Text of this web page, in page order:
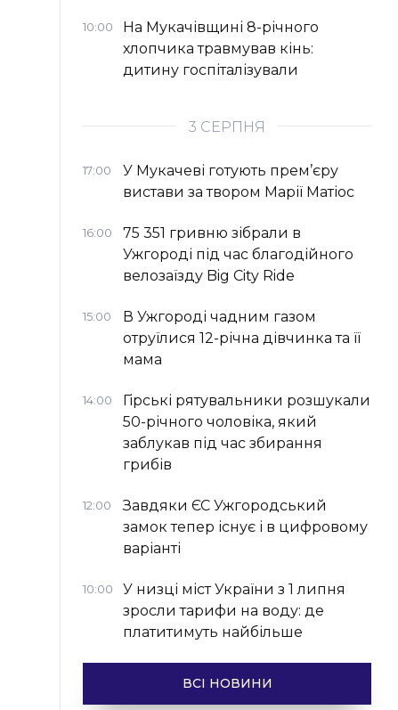
10:00
На Мукачівщині 8-річного
хлопчика травмував кінь:
дитину госпіталізували
3 СЕРПНЯ
17:00
У Мукачеві готують прем’єру
вистави за твором Марії Матіос
16:00
75 351 гривню зібрали в
Ужгороді під час благодійного
велозаїзду Big Сity Ride
15:00
В Ужгороді чадним газом
отруїлися 12-річна дівчинка та її
мама
14:00
Гірські рятувальники розшукали
50-річного чоловіка, який
заблукав під час збирання
грибів
12:00
Завдяки ЄС Ужгородський
замок тепер існує і в цифровому
варіанті
10:00
У низці міст України з 1 липня
зросли тарифи на воду: де
платитимуть найбільше
ВСІ НОВИНИ